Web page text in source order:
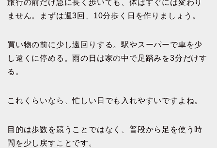
旅行の前だけ急に長く歩いても、体はすぐには変わり
ません。まずは週3回、10分歩く日を作りましょう。
買い物の前に少し遠回りする。駅やスーパーで車を少
し遠くに停める。雨の日は家の中で足踏みを3分だけす
る。
これくらいなら、忙しい日でも入れやすいですよね。
目的は歩数を競うことではなく、普段から足を使う時
間を少し戻すことです。